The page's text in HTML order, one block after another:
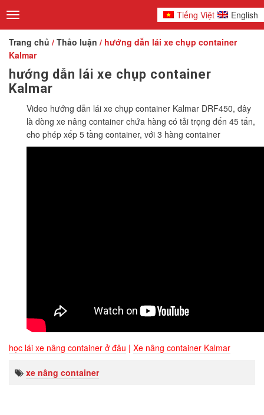
Toggle
navigation
Tiếng Việt English
Trang chủ / Thảo luận / hướng dẫn lái xe chụp container
Kalmar
hướng dẫn lái xe chụp container
Kalmar
Video hướng dẫn lái xe chụp container Kalmar DRF450, đây
là dòng xe nâng container chứa hàng có tải trọng đến 45 tấn,
cho phép xếp 5 tầng container, với 3 hàng container
học lái xe nâng container ở đâu | Xe nâng container Kalmar
xe nâng container